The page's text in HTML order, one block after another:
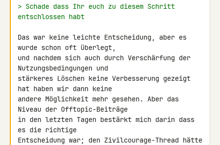
> Schade dass Ihr euch zu diesem Schritt
entschlossen habt
Das war keine leichte Entscheidung, aber es
wurde schon oft überlegt,
und nachdem sich auch durch Verschärfung der
Nutzungsbedingungen und
stärkeres Löschen keine Verbesserung gezeigt
hat haben wir dann keine
andere Möglichkeit mehr gesehen. Aber das
Niveau der Offtopic-Beiträge
in den letzten Tagen bestärkt mich darin dass
es die richtige
Entscheidung war; den Zivilcourage-Thread hätte